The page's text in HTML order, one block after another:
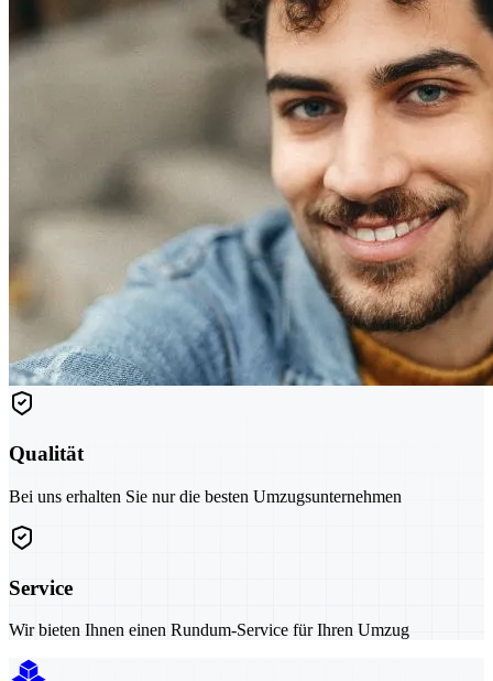
Qualität
Bei uns erhalten Sie nur die besten Umzugsunternehmen
Service
Wir bieten Ihnen einen Rundum-Service für Ihren Umzug